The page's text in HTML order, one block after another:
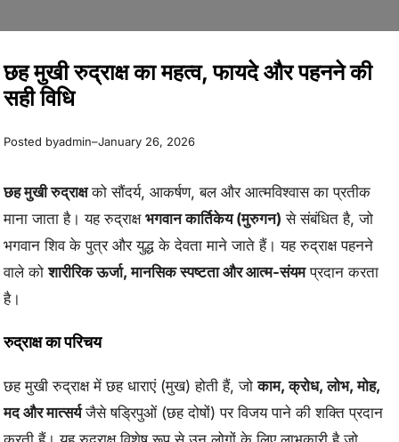
छह मुखी रुद्राक्ष का महत्व, फायदे और पहनने की
सही विधि
Posted byadmin–January 26, 2026
छह मुखी रुद्राक्षको सौंदर्य, आकर्षण, बल और आत्मविश्वास का प्रतीक
माना जाता है। यह रुद्राक्षभगवान कार्तिकेय (मुरुगन) से संबंधित है, जो
भगवान शिव के पुत्र और युद्ध के देवता माने जाते हैं। यह रुद्राक्ष पहनने
वाले कोशारीरिक ऊर्जा, मानसिक स्पष्टता और आत्म-संयमप्रदान करता
है।
रुद्राक्ष का परिचय
छह मुखी रुद्राक्ष में छह धाराएं (मुख) होती हैं, जोकाम, क्रोध, लोभ, मोह,
मद और मात्सर्यजैसे षड्रिपुओं (छह दोषों) पर विजय पाने की शक्ति प्रदान